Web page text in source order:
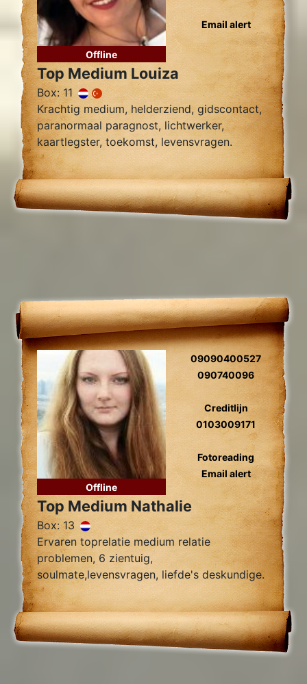
Offline
Email alert
Top Medium Louiza
Box: 11
Krachtig medium, helderziend, gidscontact,
paranormaal paragnost, lichtwerker,
kaartlegster, toekomst, levensvragen.
Offline
09090400527
090740096
Creditlijn
0103009171
Fotoreading
Email alert
Top Medium Nathalie
Box: 13
Ervaren toprelatie medium relatie
problemen, 6 zientuig,
soulmate,levensvragen, liefde's deskundige.